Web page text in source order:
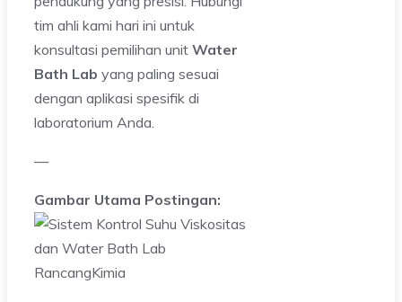
tim ahli kami hari ini untuk
konsultasi pemilihan unit Water
Bath Lab yang paling sesuai
dengan aplikasi spesifik di
laboratorium Anda.
—
Gambar Utama Postingan: